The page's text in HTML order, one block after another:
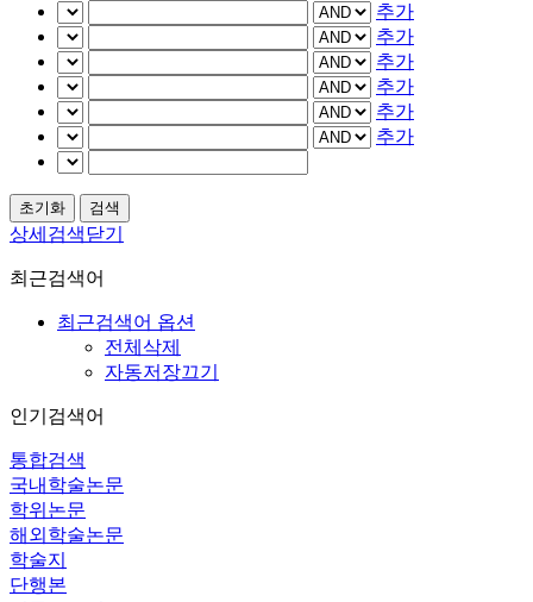
추가
추가
추가
추가
추가
추가
상세검색닫기
최근검색어
최근검색어 옵션
전체삭제
자동저장끄기
인기검색어
통합검색
국내학술논문
학위논문
해외학술논문
학술지
단행본